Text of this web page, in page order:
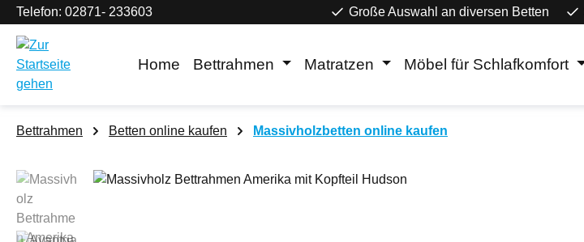
Hauptinhalt springen
Zur Suche springen
Zur Hauptnavigation springen
Telefon: 02871- 233603 Große Auswahl an diversen Betten
Home Bettrahmen Matratzen Möbel für Schlafkomfort
Bettrahmen Betten online kaufen Massivholzbetten online kaufen
Bildergalerie überspringen